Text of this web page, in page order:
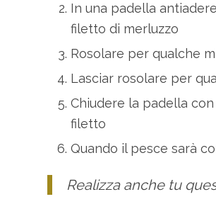
In una padella
filetto di merluzzo
Rosolare per qualche
Lasciar rosolare per
Chiudere la padella
filetto
Quando il pesce sarà
Realizza anche tu